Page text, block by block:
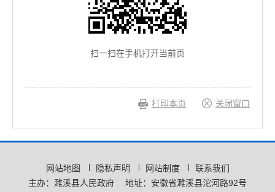
扫一扫在手机打开当前页
打印本页 关闭窗口
网站地图 隐私声明 网站制度
联系我们
主办：濉溪县人民政府
地址：安徽省濉溪县沱河路92号